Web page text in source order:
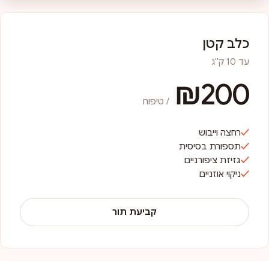
כלב קטן
עד 10 ק"ג
₪200 / טיפוח
רחצה וייבוש
תספורת בסיסית
גזיזת ציפורניים
ניקוי אוזניים
קביעת תור